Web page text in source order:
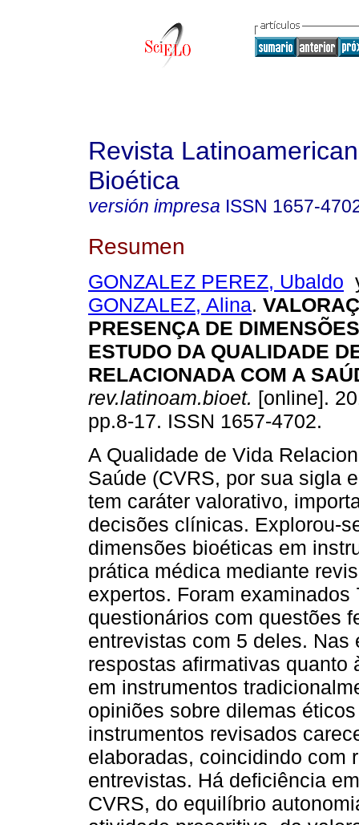
Revista
Bioética
versión impresa ISSN 1657-
Resumen
GONZALEZ PEREZ, Ubaldo
GONZALEZ, Alina.
PRESENÇA DE
ESTUDO DA QUALIDADE
RELACIONADA COM A
rev.latinoam.bioet. [online].
pp.8-17. ISSN 1657-4702.
A Qualidade de Vida
Saúde (CVRS, por sua sigla
tem caráter valorativo,
decisões clínicas. Explorou-
dimensões bioéticas em
prática médica mediante
expertos. Foram
questionários com questões
entrevistas com 5 deles.
respostas afirmativas quanto
em instrumentos
opiniões sobre dilemas
instrumentos revisados
elaboradas, coincidindo com
entrevistas. Há deficiência
CVRS, do equilíbrio